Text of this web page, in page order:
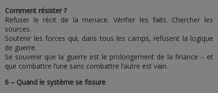
Comment résister ?
Refuser le récit de la menace. Vérifier les faits. Chercher les
sources.
Soutenir les forces qui, dans tous les camps, refusent la logique
de guerre.
Se souvenir que la guerre est le prolongement de la finance – et
que combattre l’une sans combattre l’autre est vain.
6 – Quand le système se fissure